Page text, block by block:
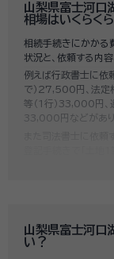
山梨県富士河口
相場はいくらく
相続手続きにかかる
状況と、依頼する内
例えば行政書士に依
で）27,500円、法
等（1行）33,000円
33,000円などがあり
登記手続きで「土地
せると100万円近く
常に高額になります。
山梨県富士河口
い？